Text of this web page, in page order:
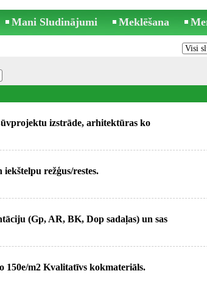
Mani Sludinājumi Meklēšana
izstrāde, arhitektūras ko
režģus/restes.
(Gp, AR, BK, Dop sadaļas) un sas
150e/m2 Kvalitatīvs kokmateriāls.